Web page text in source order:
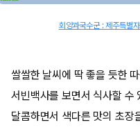
회양과국수군 : 제주특별
쌀쌀한 날씨에 딱 좋을 듯한
서빈백사를 보면서 식사할 수
달콤하면서 색다른 맛의 초장